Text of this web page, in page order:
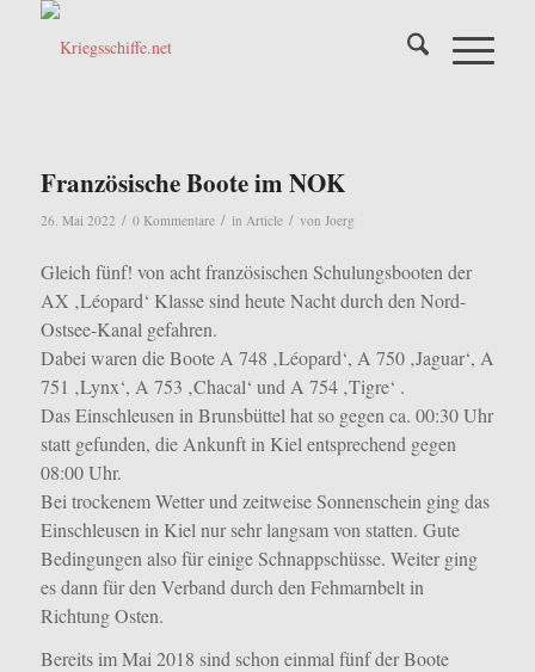
Französische Boote im NOK
26. Mai 2022 / 0 Kommentare / in Article / von Joerg
Gleich fünf! von acht französischen Schulungsbooten der
AX ‚Léopard‘ Klasse sind heute Nacht durch den Nord-
Ostsee-Kanal gefahren.
Dabei waren die Boote A 748 ‚Léopard‘, A 750 ‚Jaguar‘, A
751 ‚Lynx‘, A 753 ‚Chacal‘ und A 754 ‚Tigre‘ .
Das Einschleusen in Brunsbüttel hat so gegen ca. 00:30 Uhr
statt gefunden, die Ankunft in Kiel entsprechend gegen
08:00 Uhr.
Bei trockenem Wetter und zeitweise Sonnenschein ging das
Einschleusen in Kiel nur sehr langsam von statten. Gute
Bedingungen also für einige Schnappschüsse. Weiter ging
es dann für den Verband durch den Fehmarnbelt in
Richtung Osten.
Bereits im Mai 2018 sind schon einmal fünf der Boote